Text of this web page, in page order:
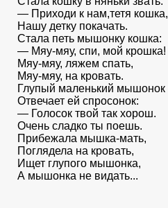
— Приходи к нам,тетя кошка,
Нашу детку покачать.
Стала петь мышонку кошка:
— Мяу-мяу, спи, мой крошка!
Мяу-мяу, ляжем спать,
Мяу-мяу, на кровать.
Глупый маленький мышонок
Отвечает ей спросонок:
— Голосок твой так хорош.
Очень сладко ты поешь.
Прибежала мышка-мать,
Поглядела на кровать,
Ищет глупого мышонка,
А мышонка не видать...